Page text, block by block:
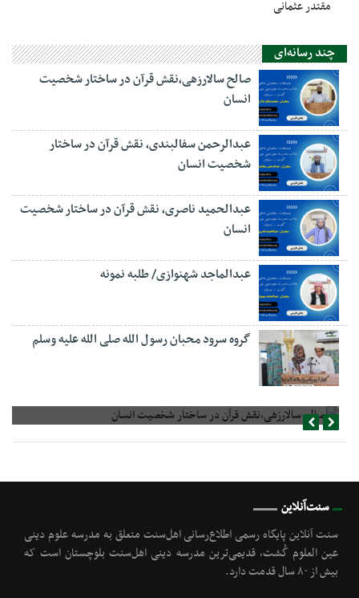
چند رسانه‌ای
صالح سالارزهی،‌نقش قرآن در ساختار شخصیت
انسان
عبدالرحمن سفالبندی، نقش قرآن در ساختار
شخصیت انسان
عبدالحمید ناصری، نقش قرآن در ساختار شخصیت
انسان
عبدالماجد شهنوازی/ طلبه نمونه
گروه سرود محبان رسول الله صلی الله علیه وسلم
صالح سالارزهی،‌نقش قرآن در ساختار شخصیت انسان
سنت‌آنلاین
سنت آنلاین پایگاه رسمی اطلاع‌رسانی اهل‌سنت متعلق به مدرسه علوم دینی
عین العلوم گُشت, قدیمی‌ترین مدرسه دینی اهل‌سنت بلوچستان است که
بیش از ۸۰ سال قدمت دارد.